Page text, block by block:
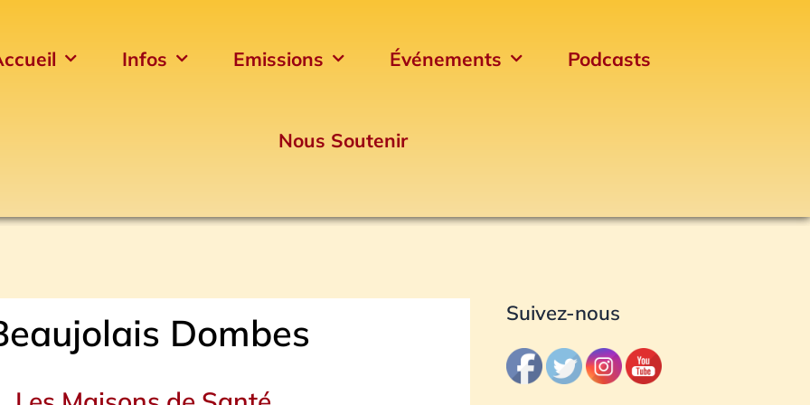
Infos Emissions Événements Podcasts
Nous Soutenir
Dombes Suivez-nous
Archives